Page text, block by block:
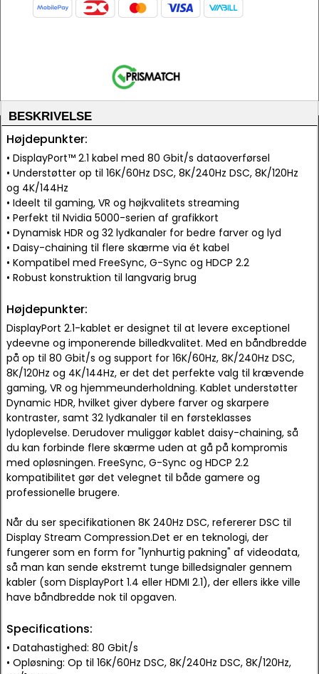
BESKRIVELSE
Højdepunkter:
• DisplayPort™ 2.1 kabel med 80 Gbit/s dataoverførsel
• Understøtter op til 16K/60Hz DSC, 8K/240Hz DSC, 8K/120Hz
og 4K/144Hz
• Ideelt til gaming, VR og højkvalitets streaming
• Perfekt til Nvidia 5000-serien af grafikkort
• Dynamisk HDR og 32 lydkanaler for bedre farver og lyd
• Daisy-chaining til flere skærme via ét kabel
• Kompatibel med FreeSync, G-Sync og HDCP 2.2
• Robust konstruktion til langvarig brug
Højdepunkter:
DisplayPort 2.1-kablet er designet til at levere exceptionel
ydeevne og imponerende billedkvalitet. Med en båndbredde
på op til 80 Gbit/s og support for 16K/60Hz, 8K/240Hz DSC,
8K/120Hz og 4K/144Hz, er det det perfekte valg til krævende
gaming, VR og hjemmeunderholdning. Kablet understøtter
Dynamic HDR, hvilket giver dybere farver og skarpere
kontraster, samt 32 lydkanaler til en førsteklasses
lydoplevelse. Derudover muliggør kablet daisy-chaining, så
du kan forbinde flere skærme uden at gå på kompromis
med opløsningen. FreeSync, G-Sync og HDCP 2.2
kompatibilitet gør det velegnet til både gamere og
professionelle brugere.
Når du ser specifikationen 8K 240Hz DSC, refererer DSC til
Display Stream Compression.Det er en teknologi, der
fungerer som en form for "lynhurtig pakning" af videodata,
så man kan sende ekstremt tunge billedsignaler gennem
kabler (som DisplayPort 1.4 eller HDMI 2.1), der ellers ikke ville
have båndbredde nok til opgaven.
Specifications:
• Datahastighed: 80 Gbit/s
• Opløsning: Op til 16K/60Hz DSC, 8K/240Hz DSC, 8K/120Hz,